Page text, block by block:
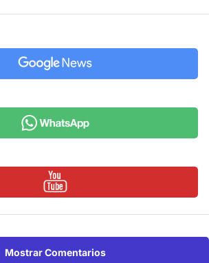
Mostrar Comentarios